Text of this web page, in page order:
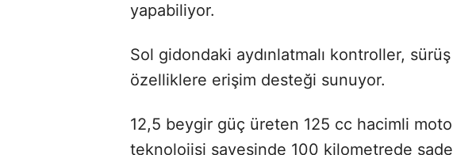
yapabiliyor.
Sol gidondaki aydınlatmalı kontroller,
özelliklere erişim desteği sunuyor.
12,5 beygir güç üreten 125 cc hacimli
teknolojisi sayesinde 100 kilometrede